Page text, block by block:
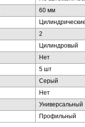
60 мм
2
Цилиндровый
Нет
5 шт
Серый
Нет
Универсальный
Профильный